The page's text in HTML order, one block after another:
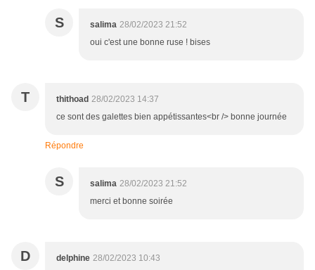
S salima 28/02/2023 21:52
oui c'est une bonne ruse ! bises
T thithoad 28/02/2023 14:37
ce sont des galettes bien appétissantes<br /> bonne journée
Répondre
S salima 28/02/2023 21:52
merci et bonne soirée
D delphine 28/02/2023 10:43